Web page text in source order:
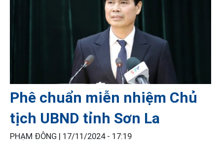
Phê chuẩn miễn nhiệm Chủ
tịch UBND tỉnh Sơn La
PHẠM ĐÔNG | 17/11/2024 - 17:19